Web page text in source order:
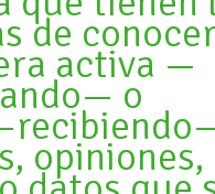
de conocer
activa —
o
opiniones,